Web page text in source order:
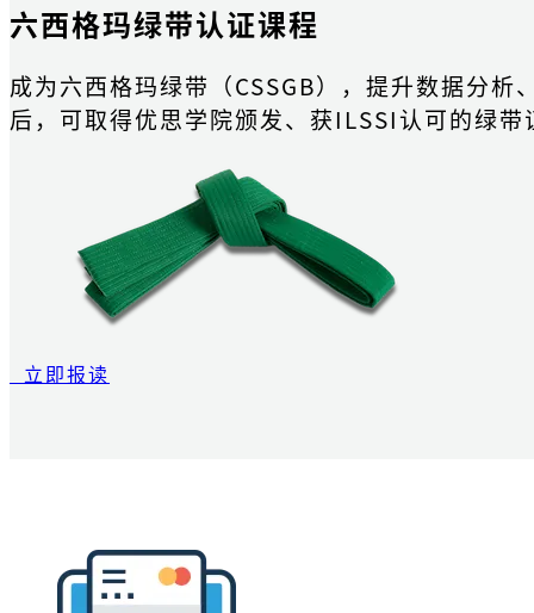
六西格玛绿带认证课程
成为六西格玛绿带（CSSGB），提升数据分
后，可取得优思学院颁发、获ILSSI认可的绿带
立即报读